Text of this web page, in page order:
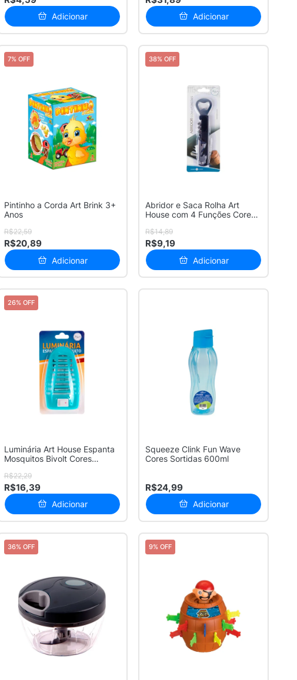
Adicionar Adicionar
7% OFF
Pintinho a Corda Art Brink 3+
Anos
R$22,59
R$20,89
Adicionar
38% OFF
Abridor e Saca Rolha Art
House com 4 Funções Cores
R$14,89
R$9,19
Adicionar
26% OFF
Luminária Art House Espanta
Mosquitos Bivolt Cores
R$22,29
R$16,39
Adicionar
Squeeze Clink Fun Wave
Cores Sortidas 600ml
R$24,99
Adicionar
36% OFF 9% OFF